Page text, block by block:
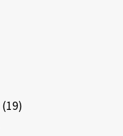
(19)